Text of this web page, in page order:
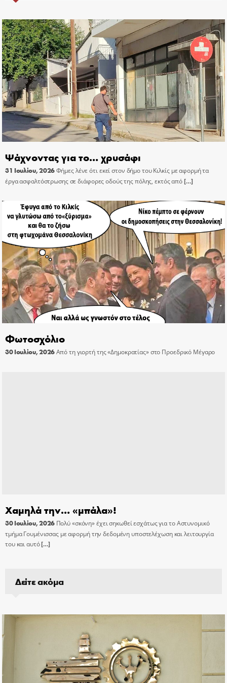
Ψάχνοντας για το… χρυσάφι
31 Ιουλίου, 2026Φήμες λένε ότι εκεί στον δήμο του Κιλκίς με αφορμή τα
έργα ασφαλτόστρωσης σε διάφορες οδούς της πόλης, εκτός από[…]
Φωτοσχόλιο
30 Ιουλίου, 2026Από τη γιορτή της «Δημοκρατίας» στο Προεδρικό Μέγαρο
Χαμηλά την… «μπάλα»!
30 Ιουλίου, 2026 Πολύ «σκόνη» έχει σηκωθεί εσχάτως για το Αστυνομικό
τμήμα Γουμένισσας με αφορμή την δεδομένη υποστελέχωση και λειτουργία
του και αυτό[…]
Δείτε ακόμα